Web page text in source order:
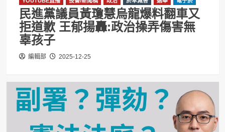
民進黨議員黃瓊慧烏龍爆料翻車又
拒道歉 王郁揚轟:政治操弄傷害無
辜孩子
編輯部 2025-12-25